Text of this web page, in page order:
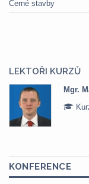
Černé stavby
LEKTOŘI KURZŮ
Mgr.
KONFERENCE